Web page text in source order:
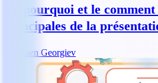
Le pourquoi et le
principales de la
Asen Georgiev